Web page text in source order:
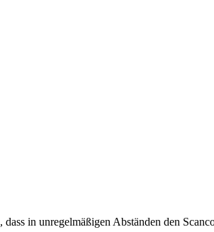
, dass in unregelmäßigen Abständen den